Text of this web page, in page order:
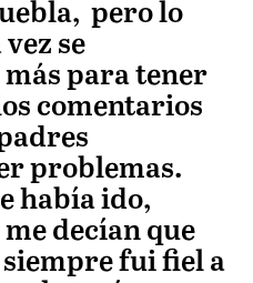
pero lo
se
para tener
comentarios
problemas.
había ido,
decían que
fui fiel a